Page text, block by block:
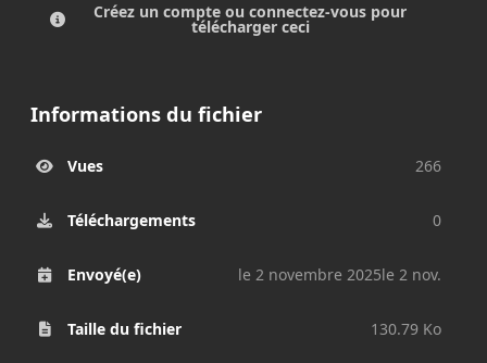
Créez un compte ou connectez-vous pour
télécharger ceci
Informations du fichier
Vues 266
Téléchargements 0
Envoyé(e) le 2 novembre 2025le 2 nov.
Taille du fichier 130.79 Ko